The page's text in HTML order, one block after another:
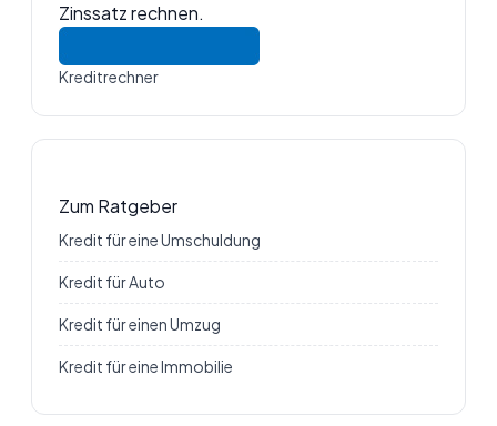
Zinssatz rechnen.
Kreditrechner
Zum Ratgeber
Kredit für eine Umschuldung
Kredit für Auto
Kredit für einen Umzug
Kredit für eine Immobilie